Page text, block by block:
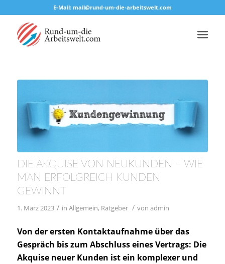
E-Mail: mail@rund-um-die-arbeitswelt.com
DIE AKQUISE VON NEUKUNDEN – WIE
MAN ERFOLGREICH KUNDEN
GEWINNT
1. März 2023 / in Allgemein, Ratgeber / von admin
Von der ersten Kontaktaufnahme über das
Gespräch bis zum Abschluss eines Vertrags: Die
Akquise neuer Kunden ist ein komplexer und